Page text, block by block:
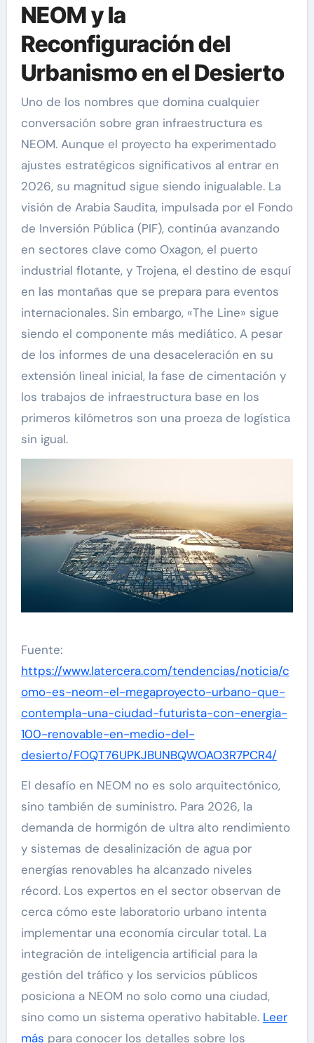
NEOM y la
Reconfiguración del
Urbanismo en el Desierto
Uno de los nombres que domina cualquier
conversación sobre gran infraestructura es
NEOM. Aunque el proyecto ha experimentado
ajustes estratégicos significativos al entrar en
2026, su magnitud sigue siendo inigualable. La
visión de Arabia Saudita, impulsada por el Fondo
de Inversión Pública (PIF), continúa avanzando
en sectores clave como Oxagon, el puerto
industrial flotante, y Trojena, el destino de esquí
en las montañas que se prepara para eventos
internacionales. Sin embargo, «The Line» sigue
siendo el componente más mediático. A pesar
de los informes de una desaceleración en su
extensión lineal inicial, la fase de cimentación y
los trabajos de infraestructura base en los
primeros kilómetros son una proeza de logística
sin igual.
Fuente:
https://www.latercera.com/tendencias/noticia/c
omo-es-neom-el-megaproyecto-urbano-que-
contempla-una-ciudad-futurista-con-energia-
100-renovable-en-medio-del-
desierto/FOQT76UPKJBUNBQWOAO3R7PCR4/
El desafío en NEOM no es solo arquitectónico,
sino también de suministro. Para 2026, la
demanda de hormigón de ultra alto rendimiento
y sistemas de desalinización de agua por
energías renovables ha alcanzado niveles
récord. Los expertos en el sector observan de
cerca cómo este laboratorio urbano intenta
implementar una economía circular total. La
integración de inteligencia artificial para la
gestión del tráfico y los servicios públicos
posiciona a NEOM no solo como una ciudad,
sino como un sistema operativo habitable. Leer
más para conocer los detalles sobre los